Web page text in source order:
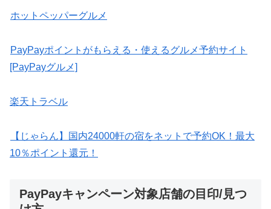
ホットペッパーグルメ
PayPayポイントがもらえる・使えるグルメ予約サイト
[PayPayグルメ]
楽天トラベル
【じゃらん】国内24000軒の宿をネットで予約OK！最大
10％ポイント還元！
PayPayキャンペーン対象店舗の目印/見つ